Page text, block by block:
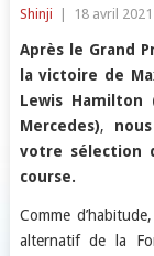
Shinji 18 avril 2021
Après le Grand
la victoire de
Lewis Hamilton
Mercedes),
votre sélection
course.
Comme d’habitude,
alternatif de la